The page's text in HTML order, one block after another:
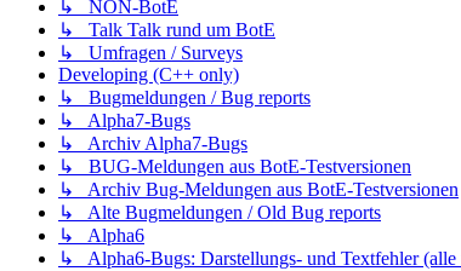
↳ NON-BotE
↳ Talk Talk rund um BotE
↳ Umfragen / Surveys
Developing (C++ only)
↳ Bugmeldungen / Bug reports
↳ Alpha7-Bugs
↳ Archiv Alpha7-Bugs
↳ BUG-Meldungen aus BotE-Testversionen
↳ Archiv Bug-Meldungen aus BotE-Testversionen
↳ Alte Bugmeldungen / Old Bug reports
↳ Alpha6
↳ Alpha6-Bugs: Darstellungs- und Textfehler (alle